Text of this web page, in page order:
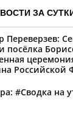
ЗА
Переверзев:
посёлка
Российской
#Сводка на